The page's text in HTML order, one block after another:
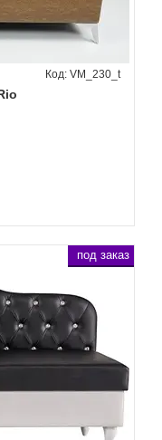
VM_230_t
под заказ